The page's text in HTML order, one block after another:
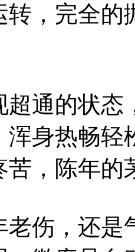
转，完全
的状态
浑身热畅
苦，陈年的
，还是